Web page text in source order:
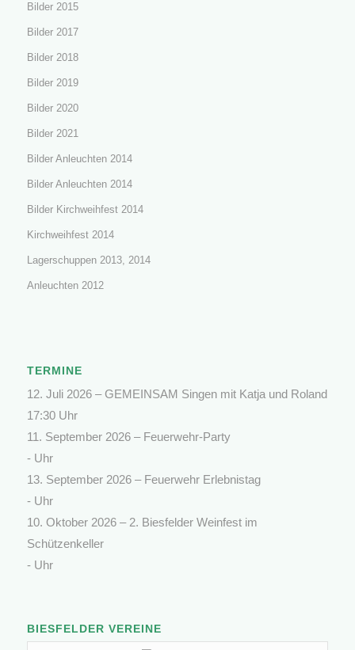
Bilder 2015
Bilder 2017
Bilder 2018
Bilder 2019
Bilder 2020
Bilder 2021
Bilder Anleuchten 2014
Bilder Anleuchten 2014
Bilder Kirchweihfest 2014
Kirchweihfest 2014
Lagerschuppen 2013, 2014
Anleuchten 2012
TERMINE
12. Juli 2026 –GEMEINSAM Singen mit Katja und Roland
17:30 Uhr
11. September 2026 – Feuerwehr-Party
- Uhr
13. September 2026 – Feuerwehr Erlebnistag
- Uhr
10. Oktober 2026 – 2. Biesfelder Weinfest im
Schützenkeller
- Uhr
BIESFELDER VEREINE